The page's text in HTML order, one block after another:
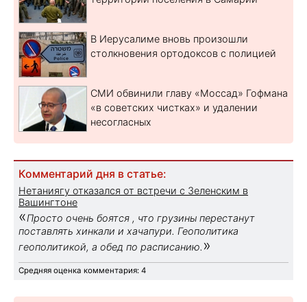
В Иерусалиме вновь произошли
столкновения ортодоксов с полицией
СМИ обвинили главу «Моссад» Гофмана
«в советских чистках» и удалении
несогласных
Комментарий дня в статье:
Нетаниягу отказался от встречи с Зеленским в
Вашингтоне
«Просто очень боятся , что грузины перестанут
поставлять хинкали и хачапури. Геополитика
геополитикой, а обед по расписанию. »
Средняя оценка комментария: 4